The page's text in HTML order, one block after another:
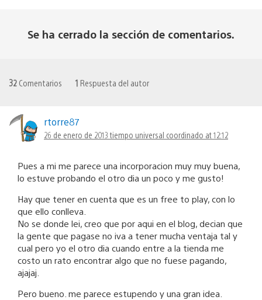
Se ha cerrado la sección de comentarios.
32 Comentarios 1 Respuesta del autor
rtorre87
26 de enero de 2013 tiempo universal coordinado at 12:12
Pues a mi me parece una incorporacion muy muy buena,
lo estuve probando el otro dia un poco y me gusto!
Hay que tener en cuenta que es un free to play, con lo
que ello conlleva.
No se donde lei, creo que por aqui en el blog, decian que
la gente que pagase no iva a tener mucha ventaja tal y
cual pero yo el otro dia cuando entre a la tienda me
costo un rato encontrar algo que no fuese pagando,
ajajaj.
Pero bueno. me parece estupendo y una gran idea.